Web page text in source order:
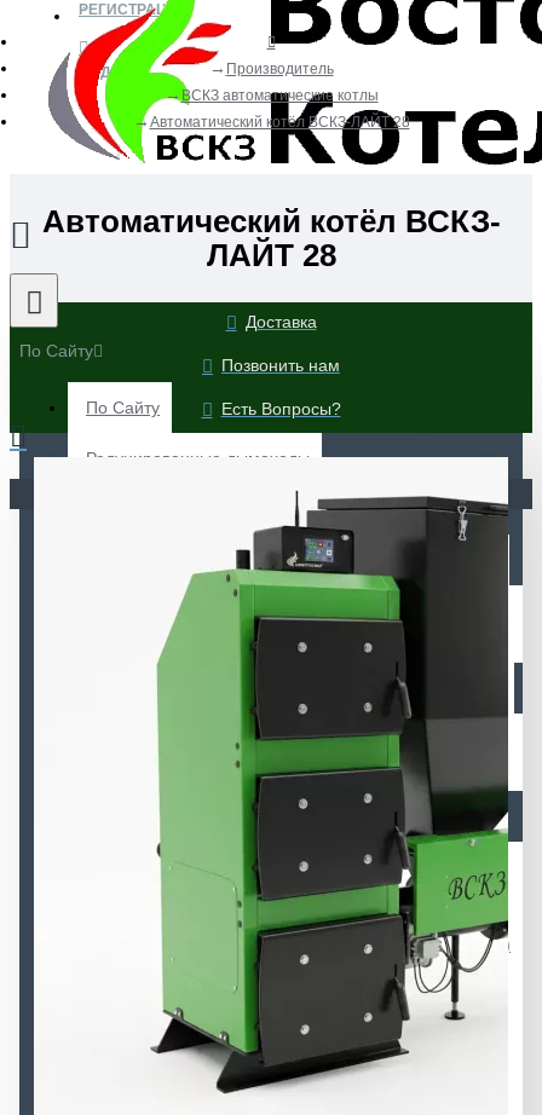
РЕГИСТРАЦИЯ
ВИДЕО
По Сайту
По Сайту
Редуцированные дымоходы
Автоматические котлы ВСКЗ-ЭКО (Экологические)
Автоматические котлы ВСКЗ-ЛАЙТ (Экологические)
Автоматические котлы ВСКЗ-ЭКО Плюс
(Экологические)
Автоматические котлы ВСКЗ-ЛЮКС (Экологические)
Автоматические котлы ВСКЗ-КОМПАКТ
Автоматические котлы ВСКЗ-ДУО (Экологические)
Автоматические котлы ВСКЗ-ПРОМ (Экологические,
поршневая подача)
Автоматические котлы ВСКЗ-СМАРТ (Экологические)
Полуавтоматические котлы длительного горения
ВСКЗ-ВЕРТИКАЛ (Экологические)
Полуавтоматические котлы длительного горения
ВСКЗ-КОМФОРТ (Экологические)
Производитель
ВСКЗ автоматические котлы
Автоматический котёл ВСКЗ-ЛАЙТ 28
Автоматический котёл ВСКЗ-
ЛАЙТ 28
Доставка
Позвонить нам
Есть Вопросы?